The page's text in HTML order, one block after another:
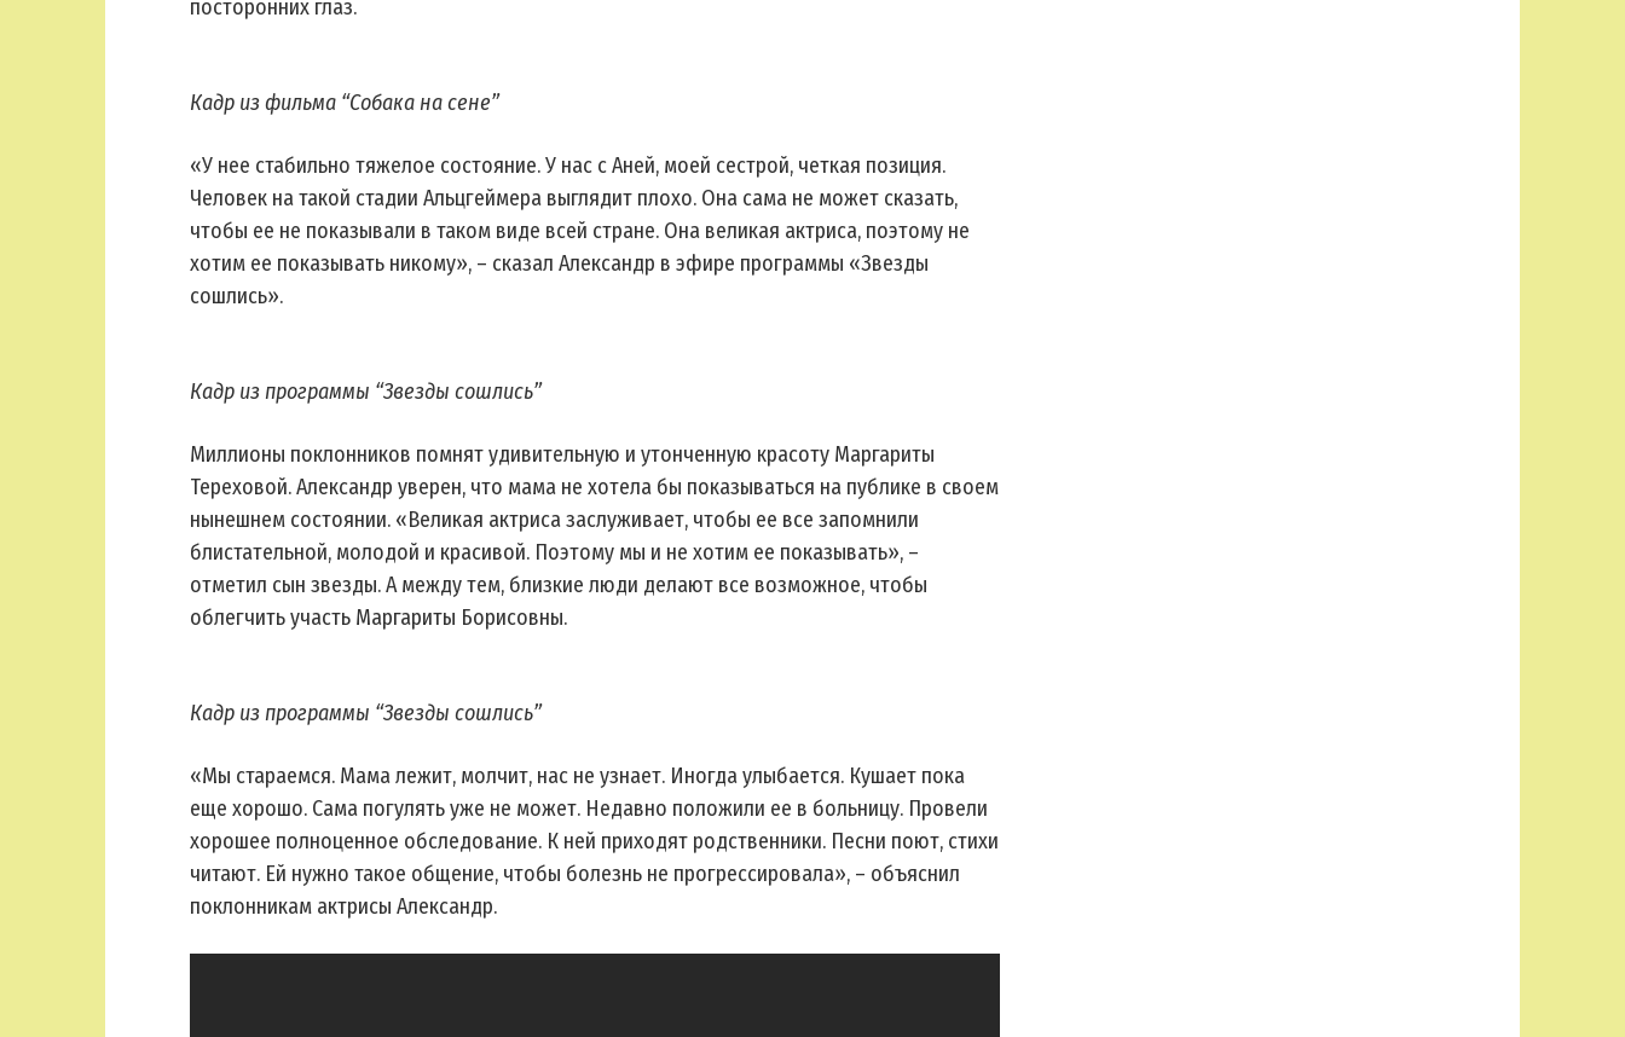
посторонних глаз.
Кадр из фильма “Собака на сене”
«У нее стабильно тяжелое состояние. У нас с Аней, моей сестрой, четкая позиция.
Человек на такой стадии Альцгеймера выглядит плохо. Она сама не может сказать,
чтобы ее не показывали в таком виде всей стране. Она великая актриса, поэтому не
хотим ее показывать никому», – сказал Александр в эфире программы «Звезды
сошлись».
Кадр из программы “Звезды сошлись”
Миллионы поклонников помнят удивительную и утонченную красоту Маргариты
Тереховой. Александр уверен, что мама не хотела бы показываться на публике в своем
нынешнем состоянии. «Великая актриса заслуживает, чтобы ее все запомнили
блистательной, молодой и красивой. Поэтому мы и не хотим ее показывать», –
отметил сын звезды. А между тем, близкие люди делают все возможное, чтобы
облегчить участь Маргариты Борисовны.
Кадр из программы “Звезды сошлись”
«Мы стараемся. Мама лежит, молчит, нас не узнает. Иногда улыбается. Кушает пока
еще хорошо. Сама погулять уже не может. Недавно положили ее в больницу. Провели
хорошее полноценное обследование. К ней приходят родственники. Песни поют, стихи
читают. Ей нужно такое общение, чтобы болезнь не прогрессировала», – объяснил
поклонникам актрисы Александр.